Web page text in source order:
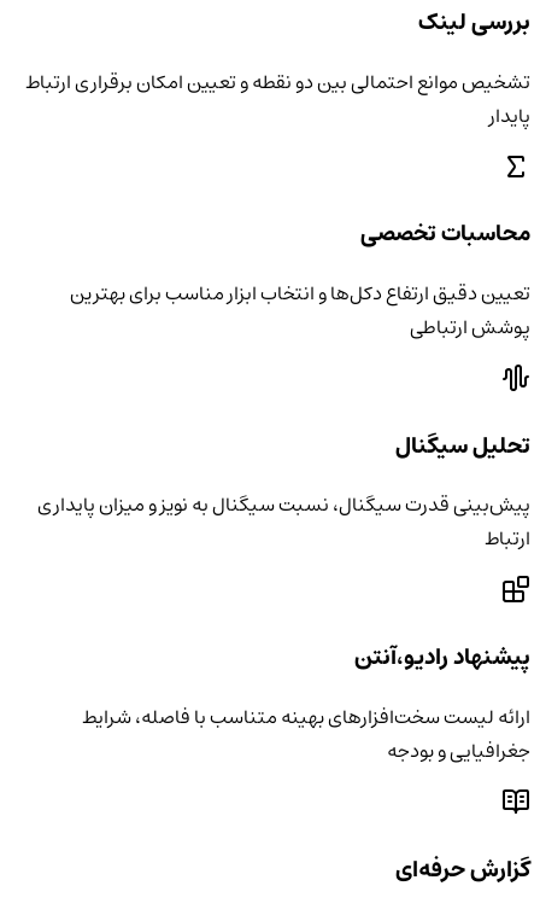
بررسی لینک
تشخیص موانع احتمالی بین دو نقطه و تعیین امکان برقراری ارتباط
پایدار
محاسبات تخصصی
تعیین دقیق ارتفاع دکل‌ها و انتخاب ابزار مناسب برای بهترین
پوشش ارتباطی
تحلیل سیگنال
پیش‌بینی قدرت سیگنال، نسبت سیگنال به نویز و میزان پایداری
ارتباط
پیشنهاد رادیو،آنتن
ارائه لیست سخت‌افزارهای بهینه متناسب با فاصله، شرایط
جغرافیایی و بودجه
گزارش حرفه‌ای